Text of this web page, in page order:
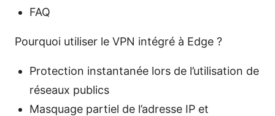
FAQ
Pourquoi utiliser le VPN intégré à Edge ?
Protection instantanée lors de l’utilisation de
réseaux publics
Masquage partiel de l’adresse IP et